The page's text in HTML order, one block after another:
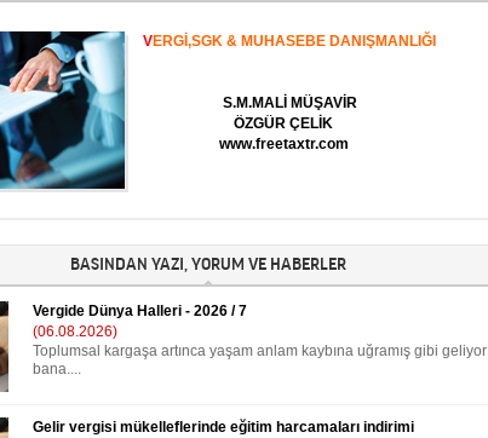
VERGİ,SGK & MUHASEBE DANIŞMANLIĞI
S.M.MALİ MÜŞAVİR
ÖZGÜR ÇELİK
www.freetaxtr.com
BASINDAN YAZI, YORUM VE HABERLER
Vergide Dünya Halleri - 2026 / 7
(06.08.2026)
Toplumsal kargaşa artınca yaşam anlam kaybına uğramış gibi geliyor
bana....
Gelir vergisi mükelleflerinde eğitim harcamaları indirimi